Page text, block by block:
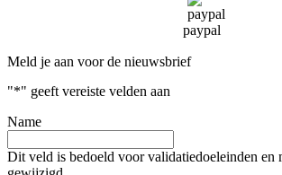
paypal
Meld je aan voor de nieuwsbrief
"*" geeft vereiste velden aan
Name
Dit veld is bedoeld voor validatiedoeleinden en